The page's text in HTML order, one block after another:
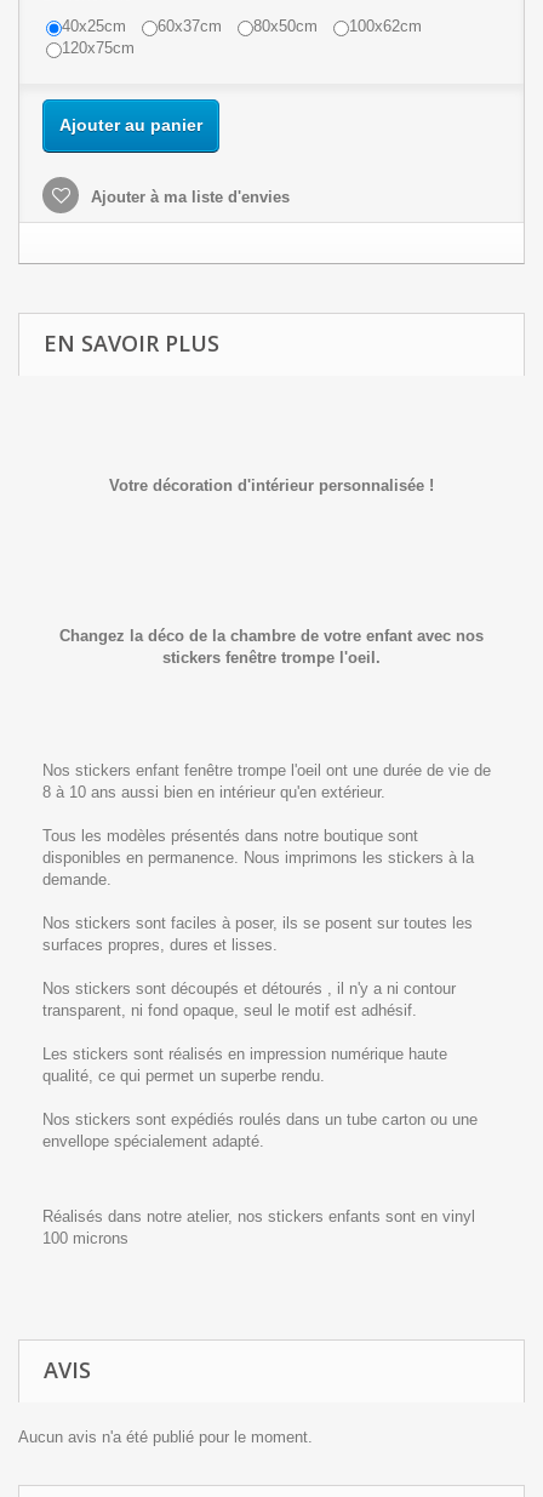
40x25cm
60x37cm 80x50cm
100x62cm
120x75cm
Ajouter au panier
Ajouter à ma liste d'envies
EN SAVOIR PLUS
Votre décoration d'intérieur personnalisée !
Changez la déco de la chambre de votre enfant avec nos
stickers fenêtre trompe l'oeil.
Nos stickers enfant fenêtre trompe l'oeil ont une durée de vie de
8 à 10 ans aussi bien en intérieur qu'en extérieur.
Tous les modèles présentés dans notre boutique sont
disponibles en permanence. Nous imprimons les stickers à la
demande.
Nos stickers sont faciles à poser, ils se posent sur toutes les
surfaces propres, dures et lisses.
Nos stickers sont découpés et détourés , il n'y a ni contour
transparent, ni fond opaque, seul le motif est adhésif.
Les stickers sont réalisés en impression numérique haute
qualité, ce qui permet un superbe rendu.
Nos stickers sont expédiés roulés dans un tube carton ou une
envellope spécialement adapté.
Réalisés dans notre atelier, nos stickers enfants sont en vinyl
100 microns
AVIS
Aucun avis n'a été publié pour le moment.